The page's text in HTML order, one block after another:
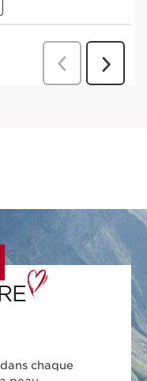
chaque